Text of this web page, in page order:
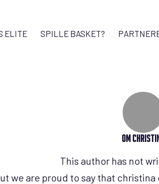
ELITE SPILLE BASKET?
Om
This author has not
we are proud to say that christina